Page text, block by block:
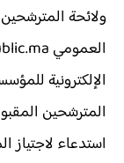
ولائحة المترشحين
الإلكترونية
المترشحين
استدعاء لاجتياز